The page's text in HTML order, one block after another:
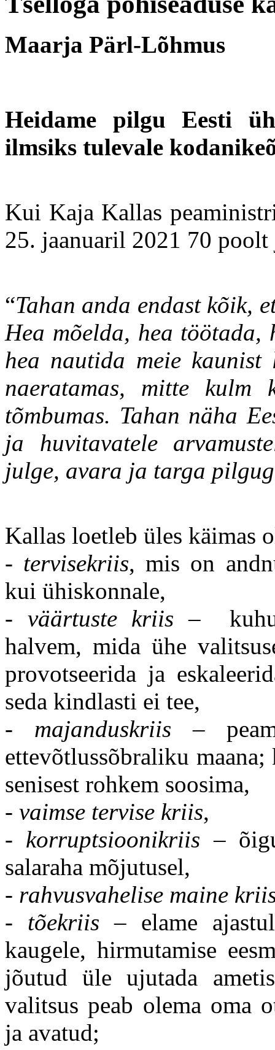
Maarja Pärl-Lõhmus
Heidame pilgu Eesti
ilmsiks tulevale
Kui Kaja Kallas
25. jaanuaril 2021 70 poolt
“Tahan anda endast kõik,
Hea mõelda, hea töötada,
hea nautida meie kaunist
naeratamas, mitte kulm
tõmbumas. Tahan näha
ja huvitavatele
julge, avara ja targa
Kallas loetleb üles käimas
- tervisekriis, mis on
kui ühiskonnale,
- väärtuste kriis – kuhu
halvem, mida ühe
provotseerida ja
seda kindlasti ei tee,
- majanduskriis –
ettevõtlussõbraliku
senisest rohkem soosima,
- vaimse tervise kriis,
- korruptsioonikriis –
salaraha mõjutusel,
- rahvusvahelise maine
- tõekriis – elame
kaugele, hirmutamise
jõutud üle ujutada
valitsus peab olema oma
ja avatud;